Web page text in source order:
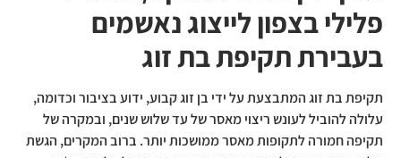
פלילי בצפון לייצוג נאשמים
בעבירת תקיפת בת זוג
תקיפת בת זוג המתבצעת על ידי בן זוג קבוע, ידוע בציבור וכדומה,
עלולה להוביל לעונש ריצוי מאסר של עד שלוש שנים, ובמקרה של
תקיפה חמורה לתקופות מאסר ממושכות יותר. ברוב המקרים, הגשת